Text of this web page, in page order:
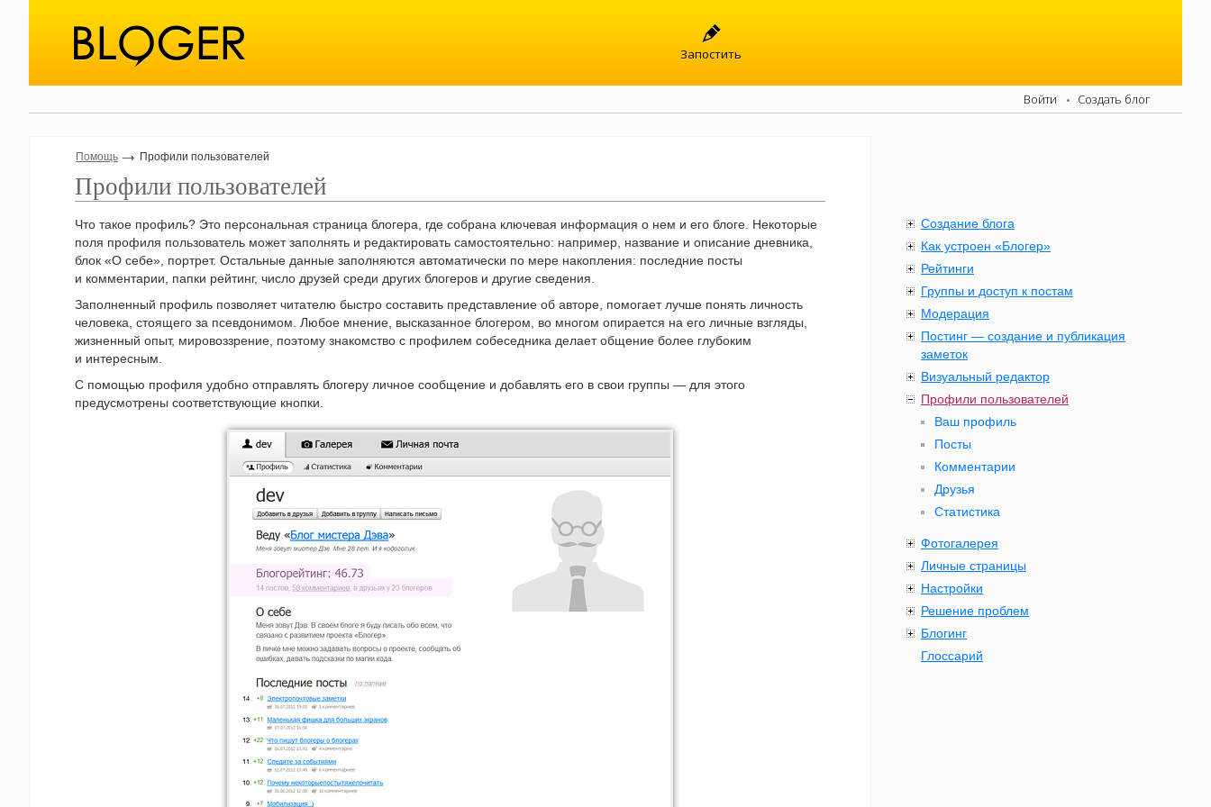
Запостить
Войти Создать блог
Помощь Профили пользователей
Профили пользователей
Что такое профиль? Это персональная страница блогера, где собрана ключевая информация о нем и его блоге. Некоторые
поля профиля пользователь может заполнять и редактировать самостоятельно: например, название и описание дневника,
блок «О себе», портрет. Остальные данные заполняются автоматически по мере накопления: последние посты
и комментарии, папки рейтинг, число друзей среди других блогеров и другие сведения.
Заполненный профиль позволяет читателю быстро составить представление об авторе, помогает лучше понять личность
человека, стоящего за псевдонимом. Любое мнение, высказанное блогером, во многом опирается на его личные взгляды,
жизненный опыт, мировоззрение, поэтому знакомство с профилем собеседника делает общение более глубоким
и интересным.
С помощью профиля удобно отправлять блогеру личное сообщение и добавлять его в свои группы — для этого
предусмотрены соответствующие кнопки.
Создание блога
Как устроен «Блогер»
Рейтинги
Группы и доступ к постам
Модерация
Постинг — создание и публикация
заметок
Визуальный редактор
Профили пользователей
Ваш профиль
Посты
Комментарии
Друзья
Статистика
Фотогалерея
Личные страницы
Настройки
Решение проблем
Блогинг
Глоссарий